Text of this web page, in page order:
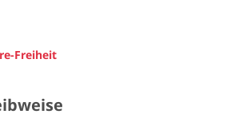
Freiheit